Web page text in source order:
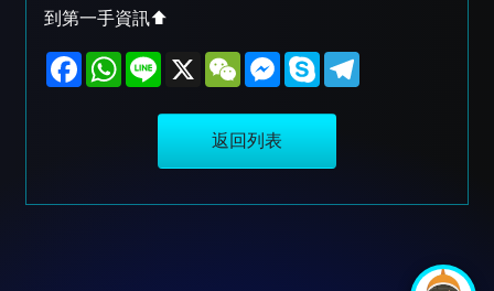
到第一手資訊⬆️
F
a
W
h
e
X
W
h
a
t
M
e
s
e
n
g
r
S
p
返回列表